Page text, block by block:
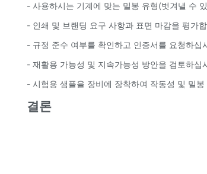
- 사용하시는 기계에 맞는 밀봉 유형(벗겨낼 수
- 인쇄 및 브랜딩 요구 사항과 표면 마감을 평가
- 규정 준수 여부를 확인하고 인증서를 요청하십
- 재활용 가능성 및 지속가능성 방안을 검토하십
- 시험용 샘플을 장비에 장착하여 작동성 및 밀
결론